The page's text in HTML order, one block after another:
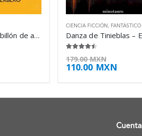
A través de un billón de años – Robert Silverberg
CIENCIA FICCIÓN FANTÁSTICO
179.00MXN
110.00 MXN
Cuenta